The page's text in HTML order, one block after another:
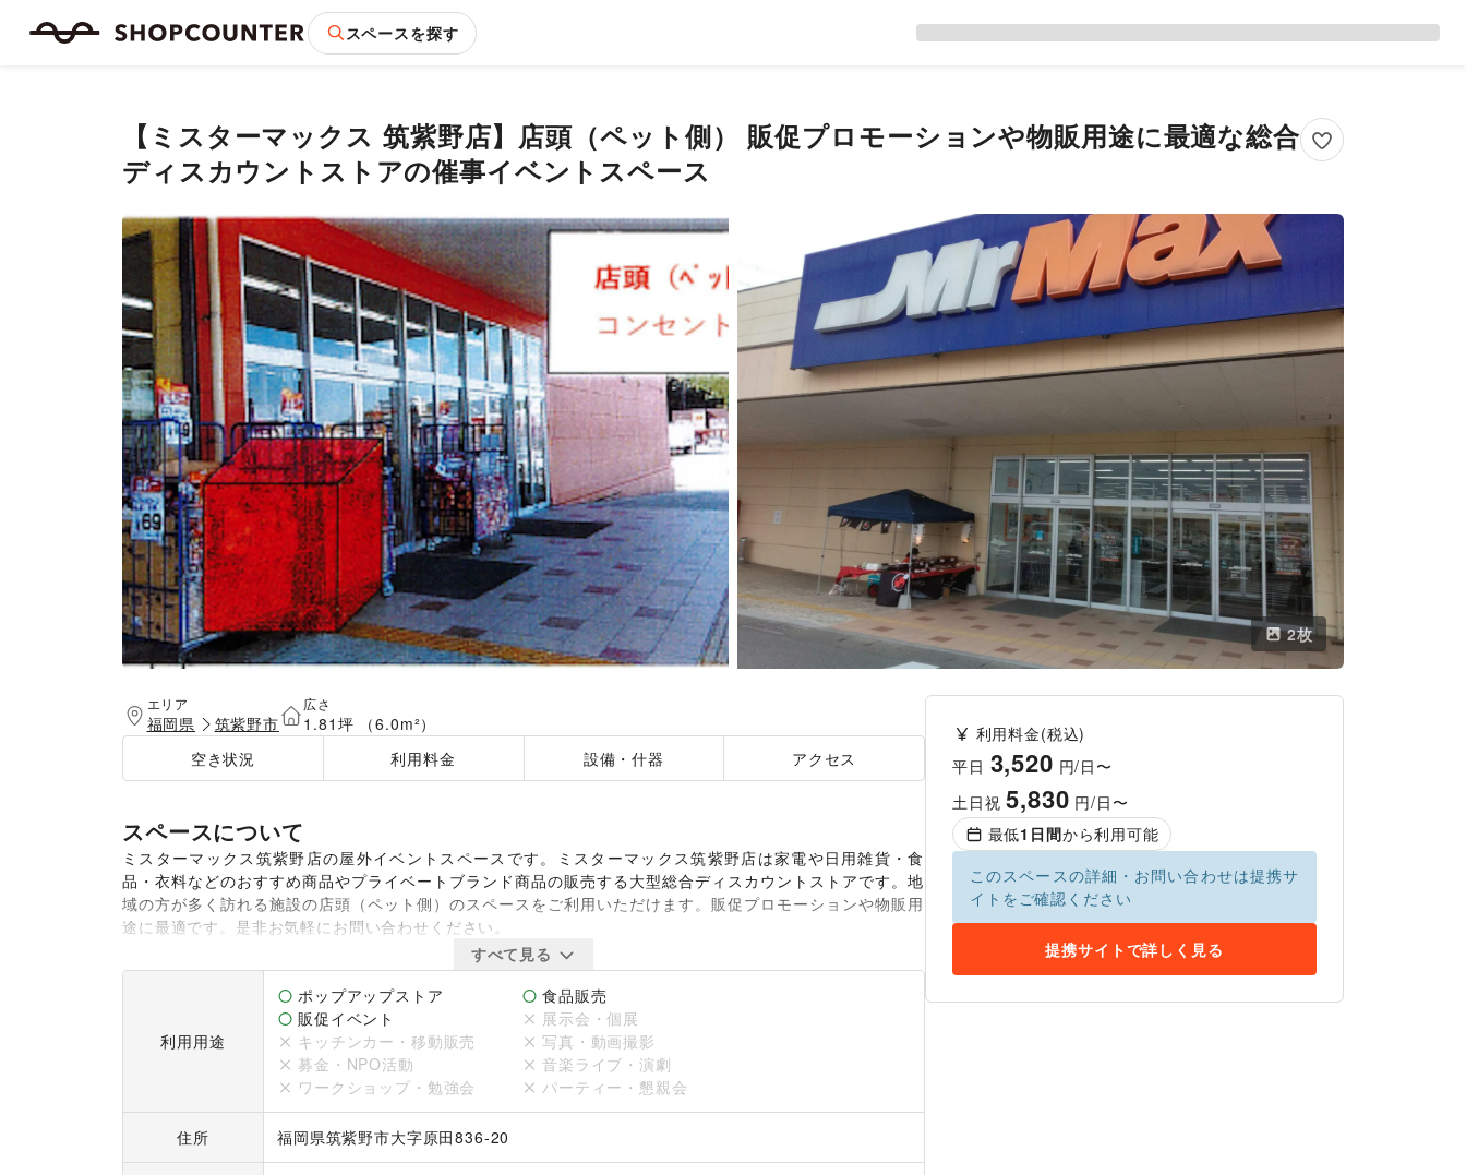
スペースを探す
【ミスターマックス 筑紫野店】店頭（ペット側） 販促プロモーションや物販用途に最適な総合
ディスカウントストアの催事イベントスペース
2枚
エリア
福岡県 筑紫野市
広さ
1.81坪 （6.0m²）
空き状況
利用料金 設備・什器 アクセス
スペースについて
ミスターマックス筑紫野店の屋外イベントスペースです。ミスターマックス筑紫野店は家電や日用雑貨・食
品・衣料などのおすすめ商品やプライベートブランド商品の販売する大型総合ディスカウントストアです。地
域の方が多く訪れる施設の店頭（ペット側）のスペースをご利用いただけます。販促プロモーションや物販用
途に最適です。是非お気軽にお問い合わせください。
すべて見る
利用用途
ポップアップストア
食品販売
販促イベント
展示会・個展
キッチンカー・移動販売
写真・動画撮影
募金・NPO活動
音楽ライブ・演劇
ワークショップ・勉強会
パーティー・懇親会
住所 福岡県筑紫野市大字原田836-20
利用料金(税込)
平日 3,520 円/日〜
土日祝5,830 円/日〜
最低1 日間から利用可能
このスペースの詳細・お問い合わせは提携サ
イトをご確認ください
提携サイトで詳しく見る